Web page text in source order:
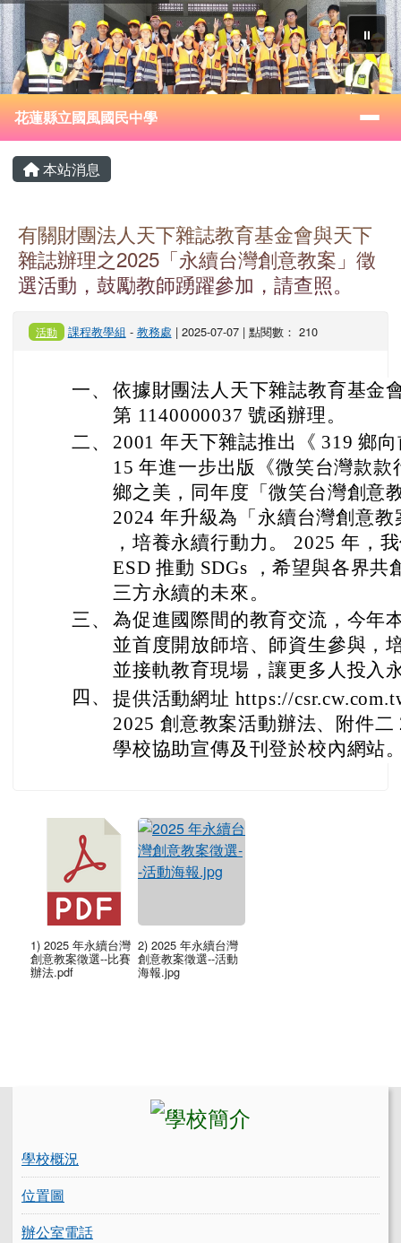
跳至主內容區
花蓮縣立國風國民中學
⏸
導覽列
花蓮縣立國風國民中學
主內容區域
本站消息
有關財團法人天下雜誌教育基金會與天下
雜誌辦理之2025「永續台灣創意教案」徵
選活動，鼓勵教師踴躍參加，請查照。
活動 課程教學組 - 教務處 | 2025-07-07 | 點閱數： 210
一、 依據財團法人天下雜誌教育基金
第 1140000037 號函辦理。
二、
2001 年天下雜誌推出《 319 鄉
15 年進一步出版《微笑台灣款
鄉之美，同年度「微笑台灣創意
2024 年升級為「永續台灣創意
，培養永續行動力。 2025 年，
ESD 推動 SDGs ，希望與各界
三方永續的未來。
三、 為促進國際間的教育交流，今年
並首度開放師培、師資生參與，
並接軌教育現場，讓更多人投入
四、 提供活動網址 https://
2025 創意教案活動辦法、附件
學校協助宣傳及刊登於校內網站
1) 2025 年永續台灣
創意教案徵選--比賽
辦法.pdf
2) 2025 年永續台灣
創意教案徵選--活動
海報.jpg
學校概況
位置圖
辦公室電話
頁尾區域